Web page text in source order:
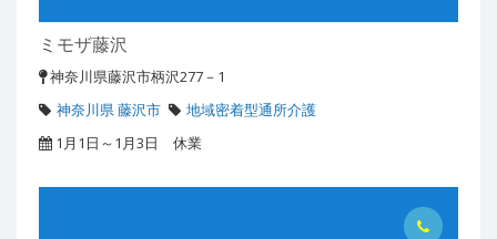
ミモザ藤沢
神奈川県藤沢市柄沢277－1
神奈川県 藤沢市
地域密着型通所介護
1月1日～1月3日 休業